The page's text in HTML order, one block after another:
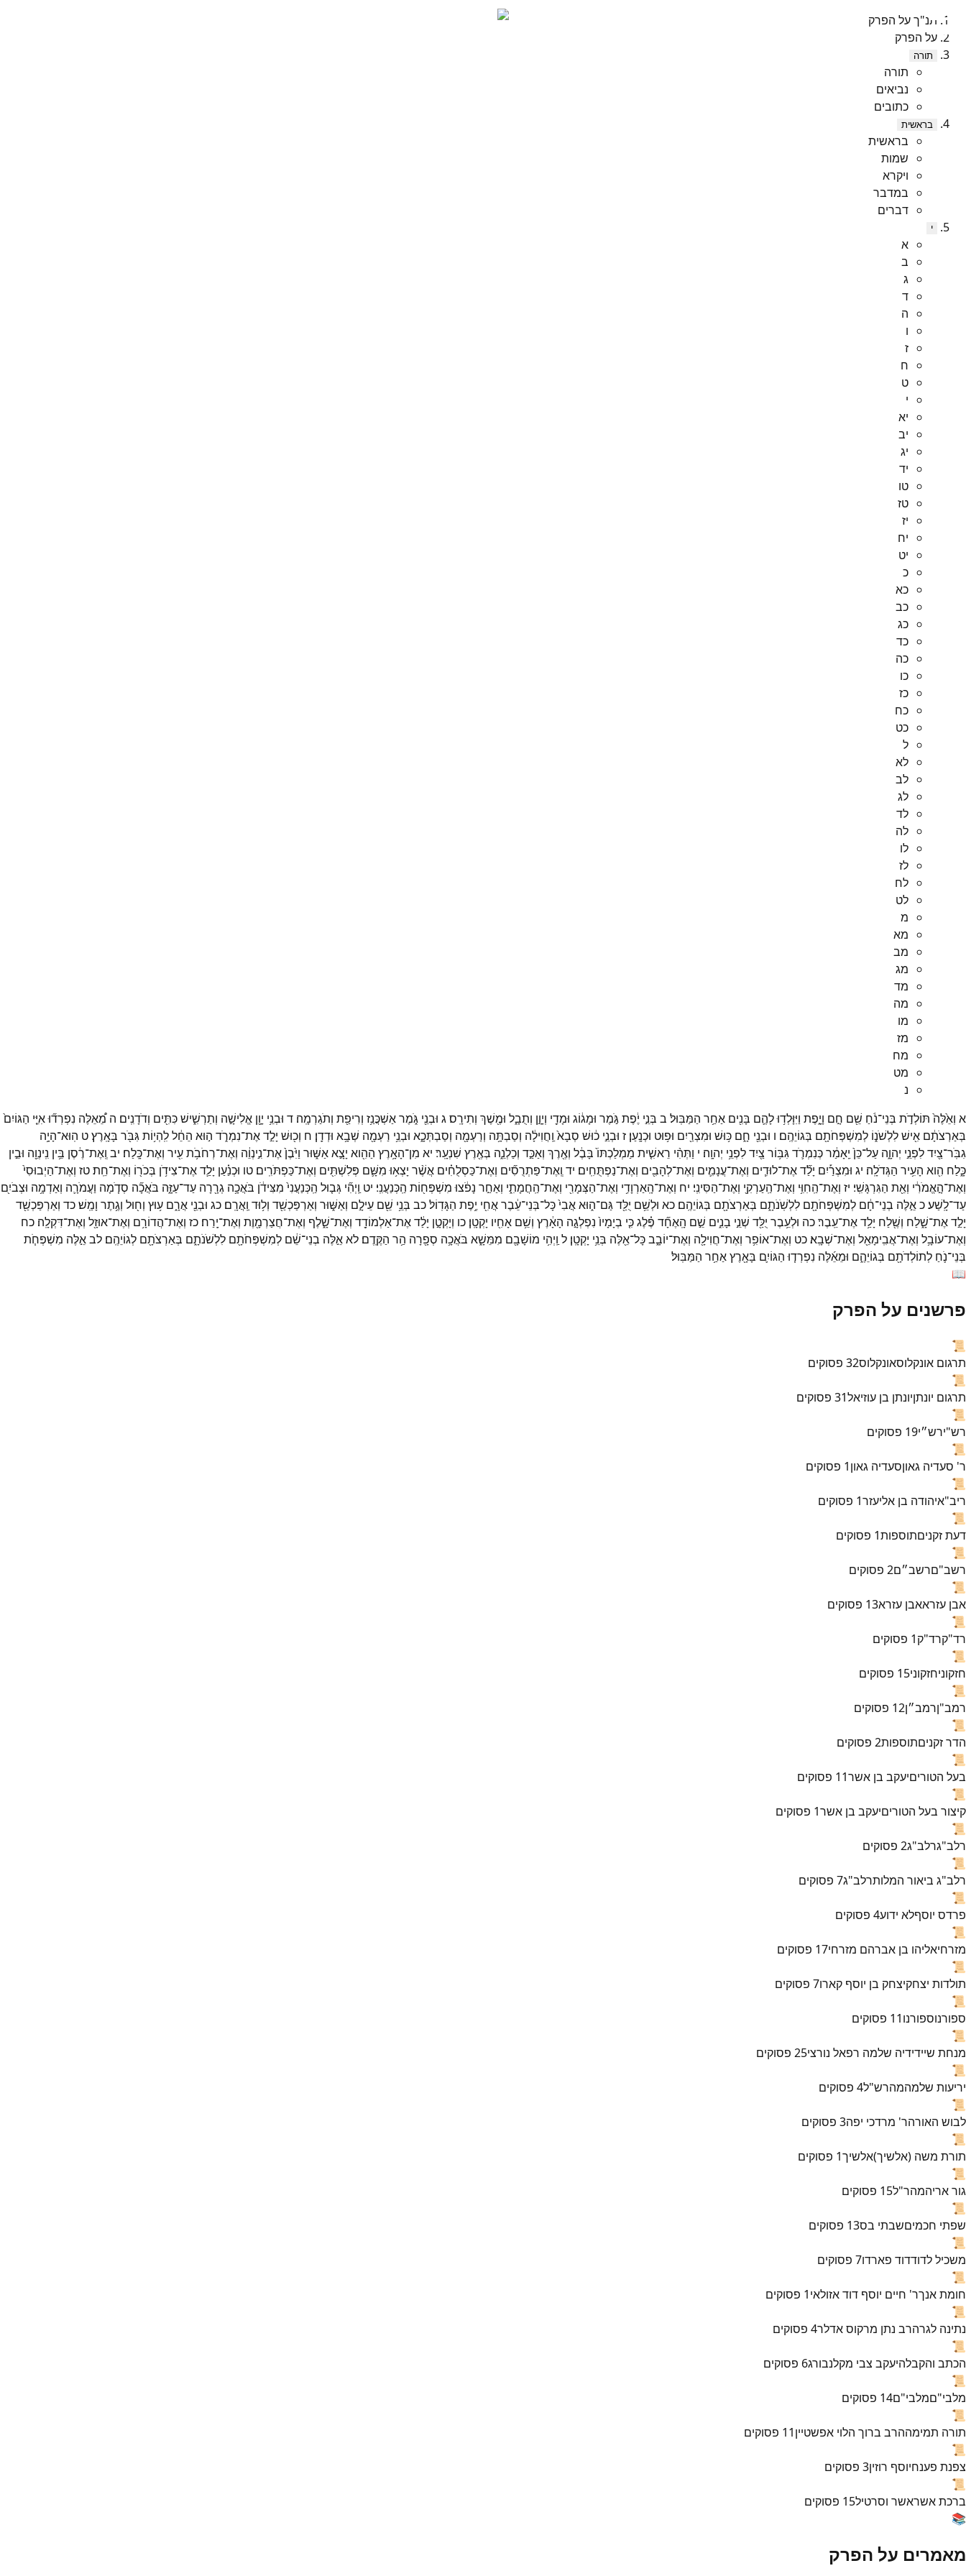
תנ"ך על הפרק
על הפרק
תורה
תורה
נביאים
כתובים
בראשית
בראשית
שמות
ויקרא
במדבר
דברים
י
א
ב
ג
ד
ה
ו
ז
ח
ט
י
יא
יב
יג
יד
טו
טז
יז
יח
יט
כ
כא
כב
כג
כד
כה
כו
כז
כח
כט
ל
לא
לב
לג
לד
לה
לו
לז
לח
לט
מ
מא
מב
מג
מד
מה
מו
מז
מח
מט
נ
א וְאֵ֙לֶּה֙ תּוֹלְדֹ֣ת בְּנֵי־נֹ֔חַ שֵׁ֖ם חָ֣ם וָיָ֑פֶת וַיִּוָּלְד֥וּלָהֶ֛ם בָּנִ֖ים אַחַ֥ר הַמַּבּֽוּל׃ ב בְּנֵ֣י יֶ֔פֶתגֹּ֣מֶר וּמָג֔וֹג וּמָדַ֖י וְיָוָ֣ן וְתֻבָ֑ל וּמֶ֖שֶׁךְ וְתִירָֽס׃ג וּבְנֵ֖י גֹּ֑מֶראַשְׁכֲּנַ֥ז וְרִיפַ֖ת וְתֹגַרְמָֽה׃ ד וּבְנֵ֥י יָוָ֖ן אֱלִישָׁ֣ה וְתַרְשִׁ֑ישׁכִּתִּ֖ים וְדֹדָנִֽים׃ ה מֵ֠אֵלֶּה נִפְרְד֞וּאִיֵּ֤י הַגּוֹיִם֙
בְּאַרְצֹתָ֔ם אִ֖ישׁלִלְשֹׁנ֑וֹ לְמִשְׁפְּחֹתָ֖ם בְּגוֹיֵהֶֽם׃ ו וּבְנֵ֖י חָ֑ם כּ֥וּשׁ וּמִצְרַ֖יִם וּפ֥וּט וּכְנָֽעַן׃ ז וּבְנֵ֣י כ֔וּשׁ סְבָא֙ וַֽחֲוִילָ֔ה וְסַבְתָּ֥ה וְרַעְמָ֖ה וְסַבְתְּכָ֑א וּבְנֵ֥י רַעְמָ֖ה שְׁבָ֥א וּדְדָֽן׃ ח וְכ֖וּשׁ יָלַ֣דאֶת־נִמְרֹ֑ד ה֣וּא הֵחֵ֔ללִֽהְי֥וֹתגִּבֹּ֖ר בָּאָֽרֶץ׃ט הֽוּא־הָיָ֥ה
גִבֹּֽר־צַ֖יִדלִפְנֵ֣י יְהוָ֑ה עַל־כֵּן֙ יֵֽאָמַ֔רכְּנִמְרֹ֛דגִּבּ֥וֹר צַ֖יִדלִפְנֵ֥י יְהוָֽה׃ י וַתְּהִ֨י רֵאשִׁ֤ית מַמְלַכְתּוֹ֙ בָּבֶ֔ל וְאֶ֖רֶךְ וְאַכַּ֣ד וְכַלְנֵ֑ה בְּאֶ֖רֶץ שִׁנְעָֽר׃ יא מִן־הָאָ֥רֶץ הַהִ֖וא יָצָ֣אאַשּׁ֑וּר וַיִּ֙בֶן֙אֶת־נִ֣ינְוֵ֔ה וְאֶת־רְחֹבֹ֥תעִ֖יר וְאֶת־כָּֽלַח׃ יב וְֽאֶת־רֶ֔סֶן בֵּ֥ין נִֽינְוֵ֖ה וּבֵ֣ין
כָּ֑לַח הִ֖וא הָעִ֥יר הַגְּדֹלָֽה׃ יג וּמִצְרַ֡יִם יָלַ֞דאֶת־לוּדִ֧ים וְאֶת־עֲנָמִ֛ים וְאֶת־לְהָבִ֖ים וְאֶת־נַפְתֻּחִֽים׃ יד וְֽאֶת־פַּתְרֻסִ֞ים וְאֶת־כַּסְלֻחִ֗ים אֲשֶׁ֨ר יָצְא֥וּ מִשָּׁ֛ם פְּלִשְׁתִּ֖ים וְאֶת־כַּפְתֹּרִֽים׃ טו וּכְנַ֗עַן יָלַ֛דאֶת־צִידֹ֥ן בְּכֹר֖וֹ וְאֶת־חֵֽת׃טז וְאֶת־הַיְבוּסִי֙
וְאֶת־הָ֣אֱמֹרִ֔י וְאֵ֖ת הַגִּרְגָּשִֽׁי׃ יז וְאֶת־הַֽחִוִּ֥י וְאֶת־הַֽעַרְקִ֖י וְאֶת־הַסִּינִֽי׃ יח וְאֶת־הָֽאַרְוָדִ֥י וְאֶת־הַצְּמָרִ֖י וְאֶת־הַֽחֲמָתִ֑י וְאַחַ֣ר נָפֹ֔צוּ מִשְׁפְּח֖וֹת הַֽכְּנַעֲנִֽי׃ יט וַֽיְהִ֞י גְּב֤וּל הַֽכְּנַעֲנִי֙ מִצִּידֹ֔ן בֹּאֲכָ֥ה גְרָ֖רָה עַד־עַזָּ֑ה בֹּאֲכָ֞ה סְדֹ֧מָה וַעֲמֹרָ֛ה וְאַדְמָ֥ה וּצְבֹיִ֖ם
עַד־לָֽשַׁע׃כאֵ֣לֶּה בְנֵי־חָ֔ם לְמִשְׁפְּחֹתָ֖ם לִלְשֹֽׁנֹתָ֑ם בְּאַרְצֹתָ֖ם בְּגוֹיֵהֶֽם׃ כא וּלְשֵׁ֥ם יֻלַּ֖דגַּם־ה֑וּאאֲבִי֙כָּל־בְּנֵי־עֵ֔בֶראֲחִ֖י יֶ֥פֶת הַגָּדֽוֹל׃כב בְּנֵ֥י שֵׁ֖ם עֵילָ֣ם וְאַשּׁ֑וּר וְאַרְפַּכְשַׁ֖ד וְל֥וּד וַֽאֲרָֽם׃ כג וּבְנֵ֖י אֲרָ֑ם ע֥וּץ וְח֖וּל וְגֶ֥תֶר וָמַֽשׁ׃כד וְאַרְפַּכְשַׁ֖ד
יָלַ֣דאֶת־שָׁ֑לַח וְשֶׁ֖לַח יָלַ֥דאֶת־עֵֽבֶר׃כה וּלְעֵ֥בֶר יֻלַּ֖ד שְׁנֵ֣י בָנִ֑ים שֵׁ֣ם הָֽאֶחָ֞ד פֶּ֗לֶגכִּ֤י בְיָמָיו֙ נִפְלְגָ֣ה הָאָ֔רֶץ וְשֵׁ֥ם אָחִ֖יו יָקְטָֽן׃ כו וְיָקְטָ֣ן יָלַ֔דאֶת־אַלְמוֹדָ֖ד וְאֶת־שָׁ֑לֶף וְאֶת־חֲצַרְמָ֖וֶת וְאֶת־יָֽרַח׃ כז וְאֶת־הֲדוֹרָ֥ם וְאֶת־אוּזָ֖ל וְאֶת־דִּקְלָֽה׃ כח
וְאֶת־עוֹבָ֥ל וְאֶת־אֲבִֽימָאֵ֖ל וְאֶת־שְׁבָֽא׃כט וְאֶת־אוֹפִ֥ר וְאֶת־חֲוִילָ֖ה וְאֶת־יוֹבָ֑בכָּל־אֵ֖לֶּה בְּנֵ֥י יָקְטָֽן׃ ל וַֽיְהִ֥י מוֹשָׁבָ֖ם מִמֵּשָׁ֑א בֹּאֲכָ֥ה סְפָ֖רָה הַ֥ר הַקֶּֽדֶם׃ לאאֵ֣לֶּה בְנֵי־שֵׁ֔ם לְמִשְׁפְּחֹתָ֖ם לִלְשֹׁנֹתָ֑ם בְּאַרְצֹתָ֖ם לְגוֹיֵהֶֽם׃ לבאֵ֣לֶּה מִשְׁפְּחֹ֧ת
בְּנֵי־נֹ֛חַ לְתוֹלְדֹתָ֖ם בְּגוֹיֵהֶ֑ם וּמֵאֵ֜לֶּה נִפְרְד֧וּ הַגּוֹיִ֛ם בָּאָ֖רֶץאַחַ֥ר הַמַּבּֽוּל׃
📖
פרשנים על הפרק
📜
תרגום אונקלוסאונקלוס32 פסוקים
📜
תרגום יונתןיונתן בן עוזיאל31 פסוקים
📜
רש"ירש״י19 פסוקים
📜
ר' סעדיה גאוןסעדיה גאון1 פסוקים
📜
ריב"איהודה בן אליעזר1 פסוקים
📜
דעת זקניםתוספות1 פסוקים
📜
רשב"םרשב״ם2 פסוקים
📜
אבן עזראאבן עזרא13 פסוקים
📜
רד"קרד"ק1 פסוקים
📜
חזקוניחזקוני15 פסוקים
📜
רמב"ןרמב״ן12 פסוקים
📜
הדר זקניםתוספות2 פסוקים
📜
בעל הטוריםיעקב בן אשר11 פסוקים
📜
קיצור בעל הטוריםיעקב בן אשר1 פסוקים
📜
רלב"גרלב"ג2 פסוקים
📜
רלב"ג ביאור המלותרלב"ג7 פסוקים
📜
פרדס יוסףלא ידוע4 פסוקים
📜
מזרחיאליהו בן אברהם מזרחי17 פסוקים
📜
תולדות יצחקיצחק בן יוסף קארו7 פסוקים
📜
ספורנוספורנו11 פסוקים
📜
מנחת שיידידיה שלמה רפאל נורצי25 פסוקים
📜
יריעות שלמהמהרש"ל4 פסוקים
📜
לבוש האורהר' מרדכי יפה3 פסוקים
📜
תורת משה (אלשיך)אלשיך1 פסוקים
📜
גור אריהמהר"ל15 פסוקים
📜
שפתי חכמיםשבתי בס13 פסוקים
📜
משכיל לדודדוד פארדו7 פסוקים
📜
חומת אנךר' חיים יוסף דוד אזולאי1 פסוקים
📜
נתינה לגרהרב נתן מרקוס אדלר4 פסוקים
📜
הכתב והקבלהיעקב צבי מקלנבורג6 פסוקים
📜
מלבי"םמלבי"ם14 פסוקים
📜
תורה תמימההרב ברוך הלוי אפשטיין11 פסוקים
📜
צפנת פענחיוסף רוזין3 פסוקים
📜
ברכת אשראשר וסרטיל15 פסוקים
📚
מאמרים על הפרק